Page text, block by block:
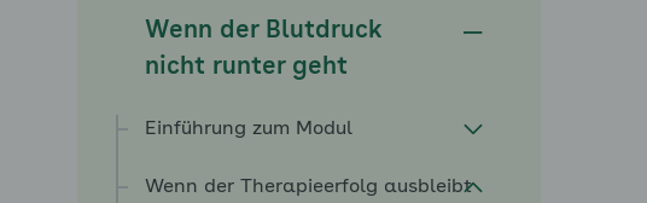
Wenn der Blutdruck
nicht runter geht
Einführung zum Modul
Wenn der Therapieerfolg ausbleibt